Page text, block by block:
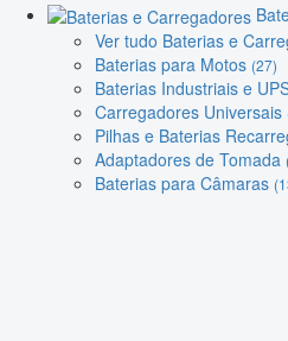
Ver tudo Baterias e
Baterias para Motos (27)
Baterias Industriais e
Carregadores Universais
Pilhas e Baterias
Adaptadores de Tomada
Baterias para Câmaras